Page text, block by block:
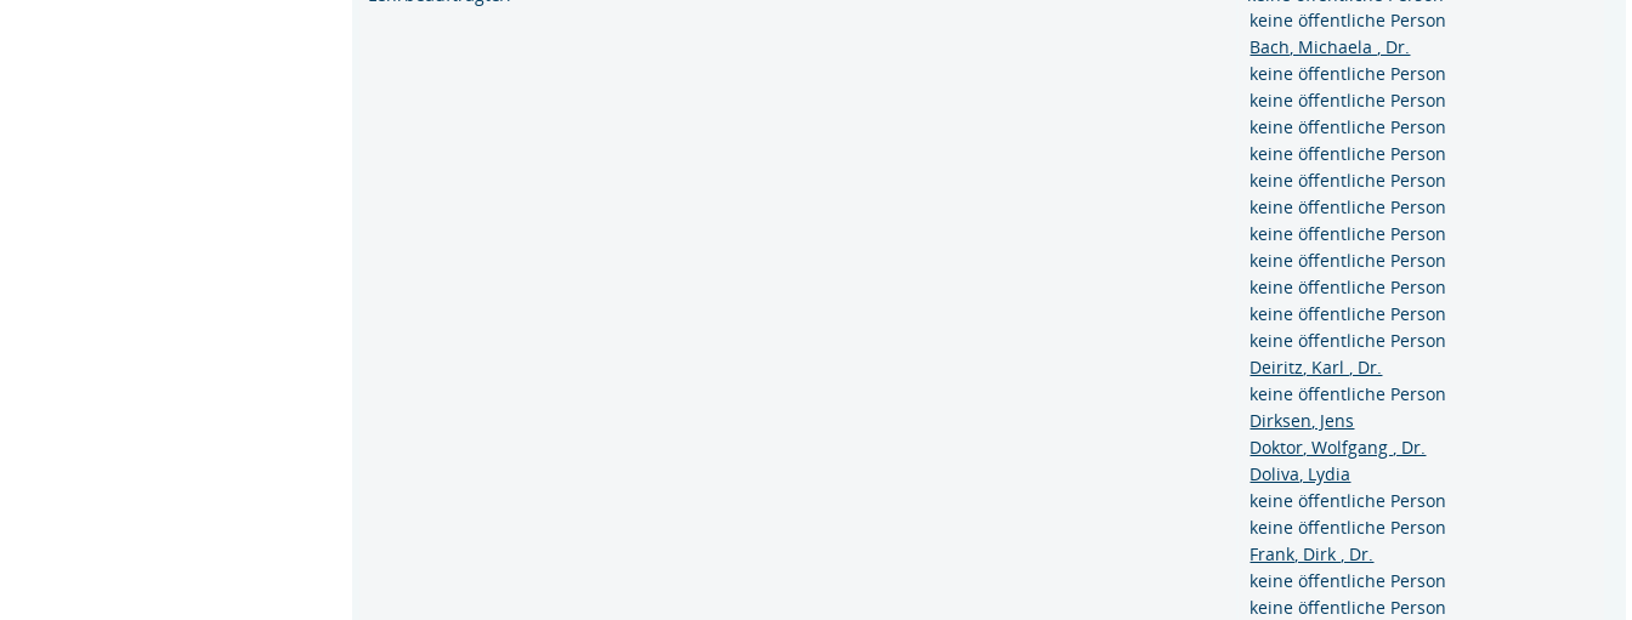
keine öffentliche Person
Bach, Michaela , Dr.
keine öffentliche Person
keine öffentliche Person
keine öffentliche Person
keine öffentliche Person
keine öffentliche Person
keine öffentliche Person
keine öffentliche Person
keine öffentliche Person
keine öffentliche Person
keine öffentliche Person
keine öffentliche Person
Deiritz, Karl , Dr.
keine öffentliche Person
Dirksen, Jens
Doktor, Wolfgang , Dr.
Doliva, Lydia
keine öffentliche Person
keine öffentliche Person
Frank, Dirk , Dr.
keine öffentliche Person
keine öffentliche Person